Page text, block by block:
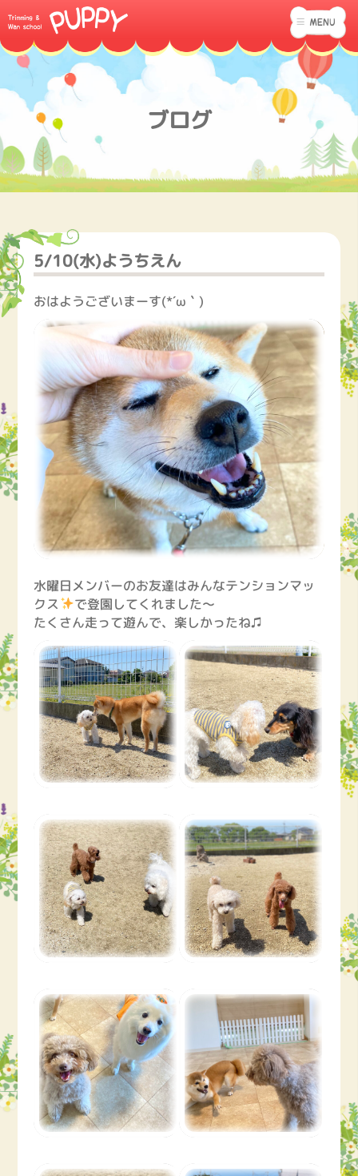
ブログ
5/10(水)ようちえん
おはようございまーす(*´ω｀)
水曜日メンバーのお友達はみんなテンションマッ
クス
で登園してくれました～
たくさん走って遊んで、楽しかったね♫